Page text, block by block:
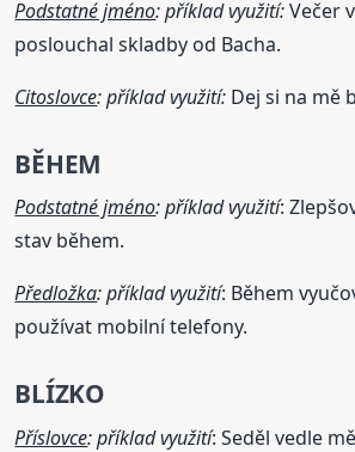
Podstatné jméno: příklad využití:Večer
poslouchal skladby od Bacha.
Citoslovce: příklad využití: Dej si na mě
BĚHEM
Podstatné jméno: příklad využití:
stav během.
Předložka: příklad využití: Během
používat mobilní telefony.
BLÍZKO
Příslovce: příklad využití: Seděl vedle